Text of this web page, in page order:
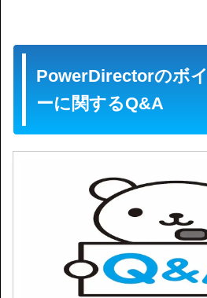
PowerDirectorのボ
ーに関するQ&A